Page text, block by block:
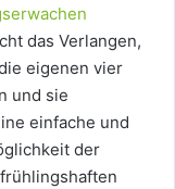
das Verlangen,
eigenen vier
und sie
einfache und
der